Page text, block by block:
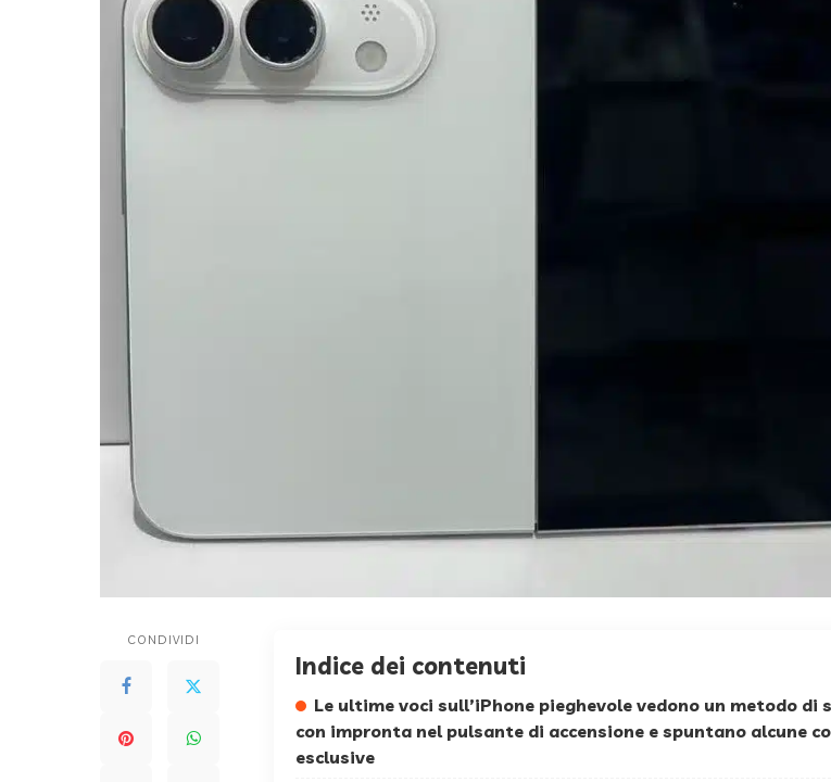
CONDIVIDI
Indice dei contenuti
Le ultime voci sull’iPhone pieghevole vedono un metodo di
con impronta nel pulsante di accensione e spuntano alcune
esclusive